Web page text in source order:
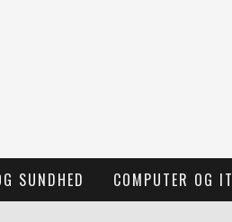
SUNDHED COMPUTER OG IT